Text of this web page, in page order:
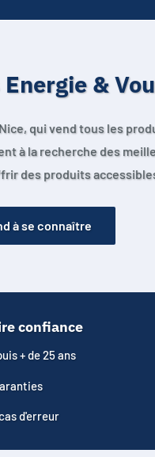
&
qui vend tous les
à la recherche des
des produits
à se connaître
confiance
+ de 25 ans
d'erreur